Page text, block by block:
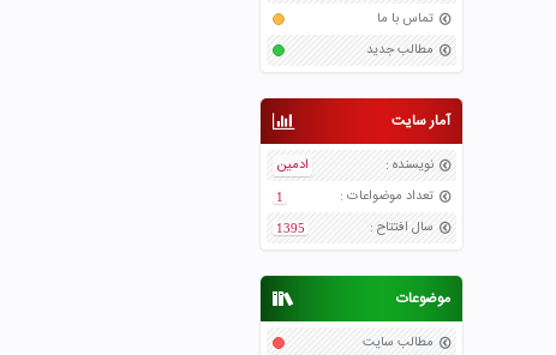
تماس با ما
مطالب جدید
آمار سایت
نویسنده :
ادمین
تعداد موضواعات :
1
سال افتتاح :
1395
موضوعات
مطالب سایت